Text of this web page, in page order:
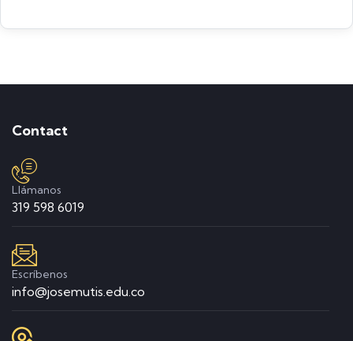
Contact
Llámanos
319 598 6019
Escríbenos
info@josemutis.edu.co